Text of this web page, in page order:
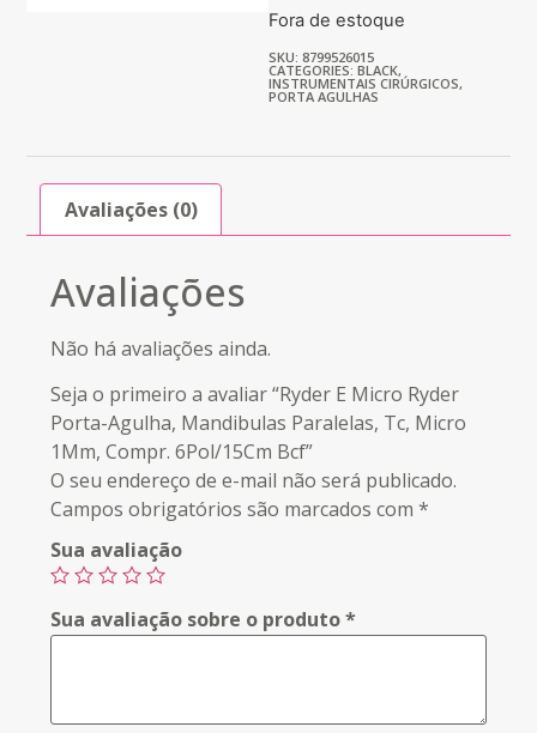
Fora de estoque
SKU: 8799526015
CATEGORIES: BLACK,
INSTRUMENTAIS CIRÚRGICOS,
PORTA AGULHAS
Avaliações (0)
Avaliações
Não há avaliações ainda.
Seja o primeiro a avaliar “Ryder E Micro Ryder
Porta-Agulha, Mandibulas Paralelas, Tc, Micro
1Mm, Compr. 6Pol/15Cm Bcf”
O seu endereço de e-mail não será publicado.
Campos obrigatórios são marcados com*
Sua avaliação
Sua avaliação sobre o produto*